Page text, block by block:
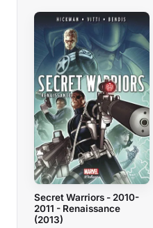
Secret Warriors - 2010-
2011 - Renaissance
(2013)